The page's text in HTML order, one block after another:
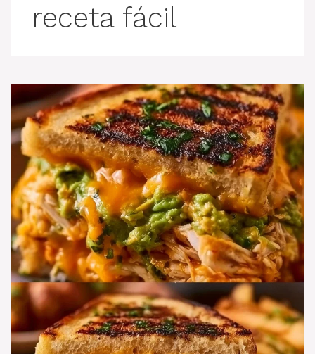
receta fácil